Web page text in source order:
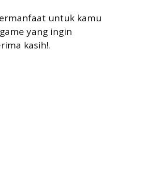
untuk kamu
yang ingin
kasih!.